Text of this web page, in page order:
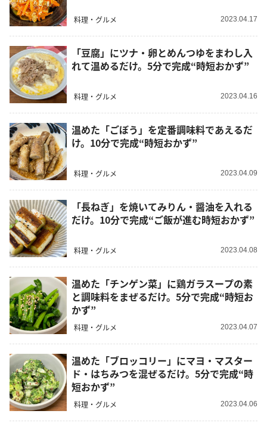
料理・グルメ 2023.04.17
「豆腐」にツナ・卵とめんつゆをまわし入
れて温めるだけ。5分で完成“時短おかず”
料理・グルメ 2023.04.16
温めた「ごぼう」を定番調味料であえるだ
け。10分で完成“時短おかず”
料理・グルメ 2023.04.09
「長ねぎ」を焼いてみりん・醤油を入れる
だけ。10分で完成“ご飯が進む時短おかず”
料理・グルメ 2023.04.08
温めた「チンゲン菜」に鶏ガラスープの素
と調味料をまぜるだけ。5分で完成“時短お
かず”
料理・グルメ 2023.04.07
温めた「ブロッコリー」にマヨ・マスター
ド・はちみつを混ぜるだけ。5分で完成“時
短おかず”
料理・グルメ 2023.04.06